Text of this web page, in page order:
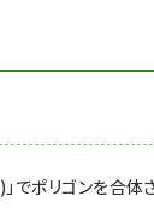
でポリゴンを合体